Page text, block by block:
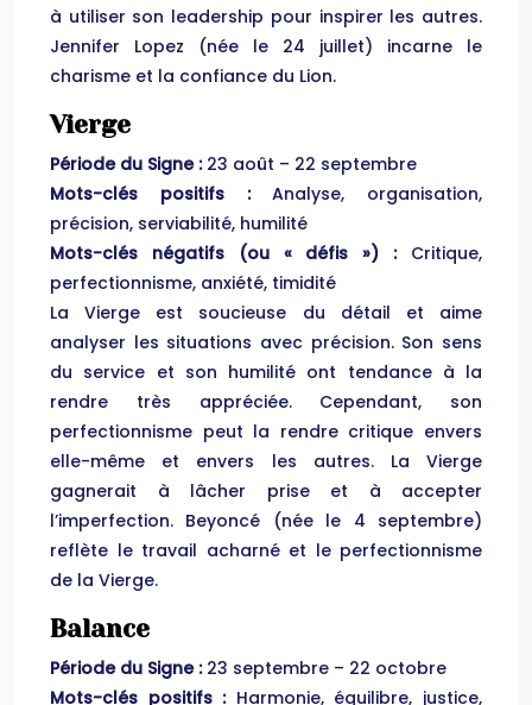
à utiliser son leadership pour inspirer les autres.
Jennifer Lopez (née le 24 juillet) incarne le
charisme et la confiance du Lion.
Vierge
Période du Signe : 23 août – 22 septembre
Mots-clés positifs :Analyse, organisation,
précision, serviabilité, humilité
Mots-clés négatifs (ou « défis ») : Critique,
perfectionnisme, anxiété, timidité
La Vierge est soucieuse du détail et aime
analyser les situations avec précision. Son sens
du service et son humilité ont tendance à la
rendre très appréciée. Cependant, son
perfectionnisme peut la rendre critique envers
elle-même et envers les autres. La Vierge
gagnerait à lâcher prise et à accepter
l’imperfection. Beyoncé (née le 4 septembre)
reflète le travail acharné et le perfectionnisme
de la Vierge.
Balance
Période du Signe : 23 septembre – 22 octobre
Mots-clés positifs : Harmonie, équilibre, justice,